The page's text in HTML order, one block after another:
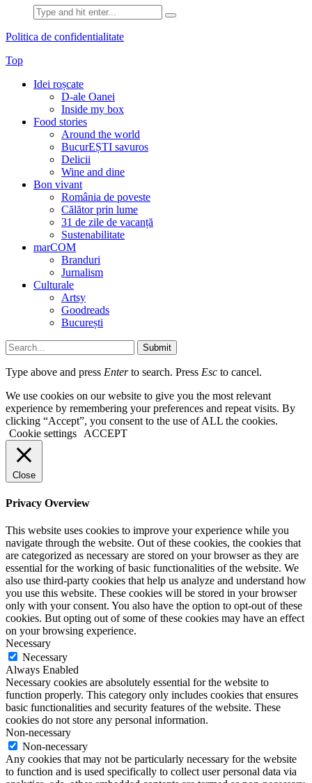
Search
for:
Politica de confidentialitate
Top
Idei roșcate
D-ale Oanei
Inside my box
Food stories
Around the world
BucurEȘTI savuros
Delicii
Wine and dine
Bon vivant
România de poveste
Călător prin lume
31 de zile de vacanță
Sustenabilitate
marCOM
Branduri
Jurnalism
Culturale
Artsy
Goodreads
București
Submit
Type above and press Enterto search. Press Esc to cancel.
We use cookies on our website to give you the most relevant
experience by remembering your preferences and repeat visits. By
clicking “Accept”, you consent to the use of ALL the cookies.
Cookie settings
ACCEPT
Close
Privacy Overview
This website uses cookies to improve your experience while you
navigate through the website. Out of these cookies, the cookies that
are categorized as necessary are stored on your browser as they are
essential for the working of basic functionalities of the website. We
also use third-party cookies that help us analyze and understand how
you use this website. These cookies will be stored in your browser
only with your consent. You also have the option to opt-out of these
cookies. But opting out of some of these cookies may have an effect
on your browsing experience.
Necessary
Necessary
Always Enabled
Necessary cookies are absolutely essential for the website to
function properly. This category only includes cookies that ensures
basic functionalities and security features of the website. These
cookies do not store any personal information.
Non-necessary
Non-necessary
Any cookies that may not be particularly necessary for the website
to function and is used specifically to collect user personal data via